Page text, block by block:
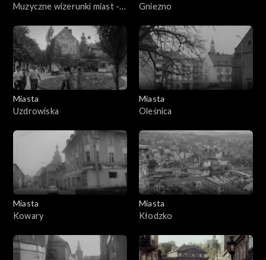
Muzyczne wizerunki miast -
Gniezno
Miasta
Uzdrowiska
Miasta
Oleśnica
Miasta
Kowary
Miasta
Kłodzko